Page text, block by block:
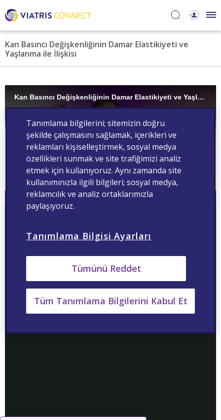
Kan Basıncı Değişkenliğinin Damar Elastikiyeti ve
Yaşlanma ile İlişkisi
Kan Basıncı Değişkenliğinin Damar Elastikiyeti ve Yaşlanma ile İlişkisi
Tanımlama bilgilerini; sitemizin doğru
şekilde çalışmasını sağlamak, içerikleri ve
reklamları kişiselleştirmek, sosyal medya
özellikleri sunmak ve site trafiğimizi analiz
etmek için kullanıyoruz. Aynı zamanda site
kullanımınızla ilgili bilgileri; sosyal medya,
reklamcılık ve analiz ortaklarımızla
paylaşıyoruz.
Tanımlama Bilgisi Ayarları
Tümünü Reddet
Tüm Tanımlama Bilgilerini Kabul Et